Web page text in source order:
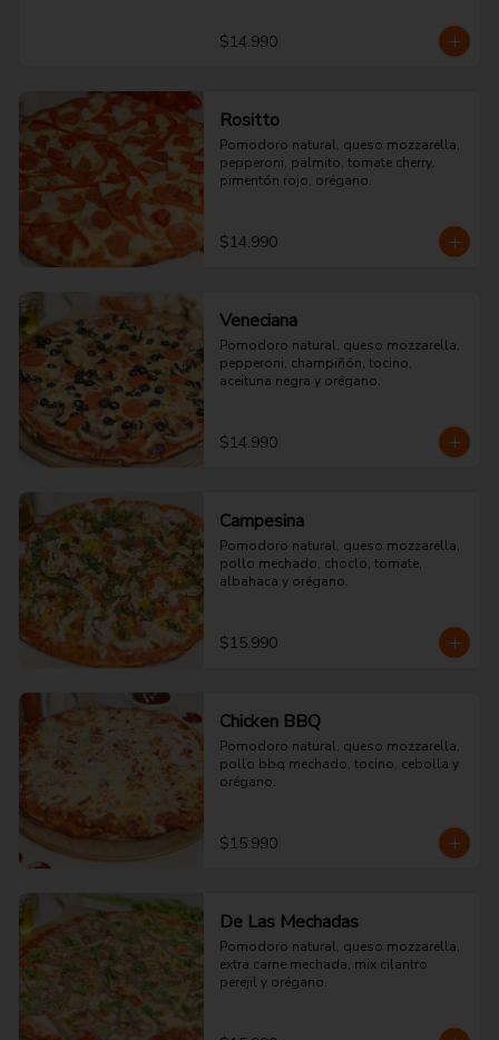
$14.990
Rositto
Pomodoro natural, queso mozzarella,
pepperoni, palmito, tomate cherry,
pimentón rojo, orégano.
$14.990
Veneciana
Pomodoro natural, queso mozzarella,
pepperoni, champiñón, tocino,
aceituna negra y orégano.
$14.990
Campesina
Pomodoro natural, queso mozzarella,
pollo mechado, choclo, tomate,
albahaca y orégano.
$15.990
Chicken BBQ
Pomodoro natural, queso mozzarella,
pollo bbq mechado, tocino, cebolla y
orégano.
$15.990
De Las Mechadas
Pomodoro natural, queso mozzarella,
extra carne mechada, mix cilantro
perejil y orégano.